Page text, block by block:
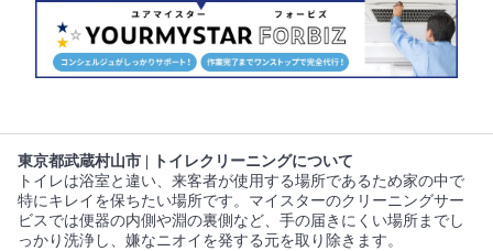
東京都武蔵村山市 | トイレクリーニングについて
トイレは浴室と違い、来客者が使用する場所であるため家の中で
特にキレイを保ちたい場所です。マイスターのクリーニングサー
ビスでは便器の内側や淵の裏側など、手の届きにくい場所までし
っかり洗浄し、嫌なニオイを発する元を取り除きます。